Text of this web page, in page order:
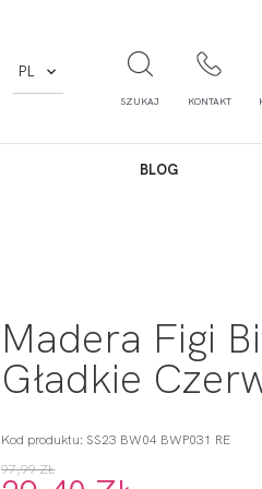
PL
SZUKAJ KONTAKT
BLOG
Madera Figi
Gładkie
Kod produktu: SS23 BW04 BWP031 RE
97,99 ZŁ